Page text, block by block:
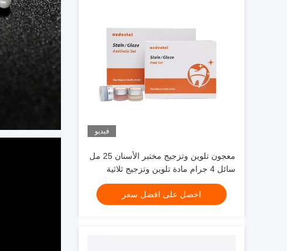
فيديو
معجون تلوين وتزجيج مختبر الأسنان 25 مل
سائل 4 جرام مادة تلوين وتزجيج ثلاثية
الأبعاد
احصل على افضل سعر